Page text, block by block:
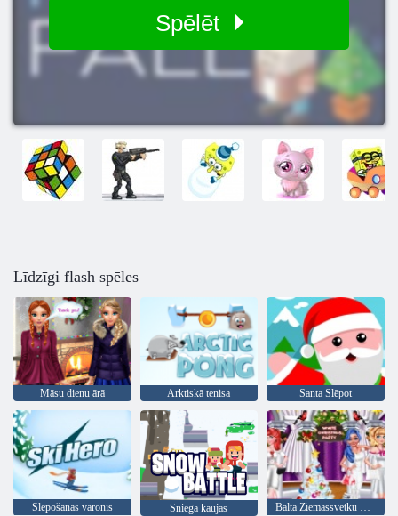
Spēlēt
Līdzīgi flash spēles
Māsu dienu ārā Arktiskā tenisa Santa Slēpot
Slēpošanas varonis Sniega kaujas Baltā Ziemassvētku puse